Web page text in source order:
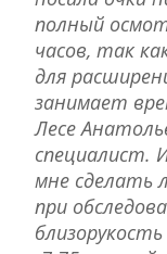
полный
часов, так
для
занимает
Лесе
специалист.
мне сделать
при